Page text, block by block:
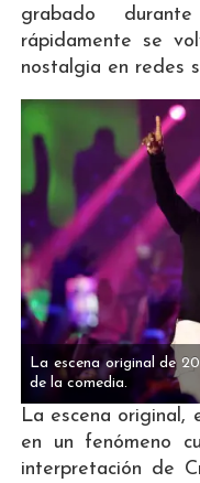
grabado
rápidamente se
nostalgia en redes
La escena original de
de la comedia.
La escena original,
en un fenómeno
interpretación de